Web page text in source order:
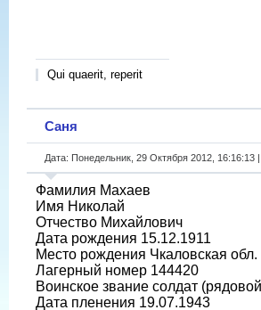
Qui quaerit, reperit
Саня
Дата: Понедельник, 29 Октября 2012, 16:16:13
Фамилия Махаев
Имя Николай
Отчество Михайлович
Дата рождения 15.12.1911
Место рождения Чкаловская обл.
Лагерный номер 144420
Воинское звание солдат
Дата пленения 19.07.1943